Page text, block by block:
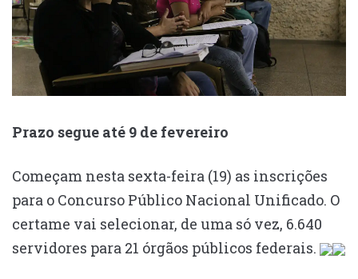
Prazo segue até 9 de fevereiro
Começam nesta sexta-feira (19) as inscrições
para o Concurso Público Nacional Unificado. O
certame vai selecionar, de uma só vez, 6.640
servidores para 21 órgãos públicos federais.